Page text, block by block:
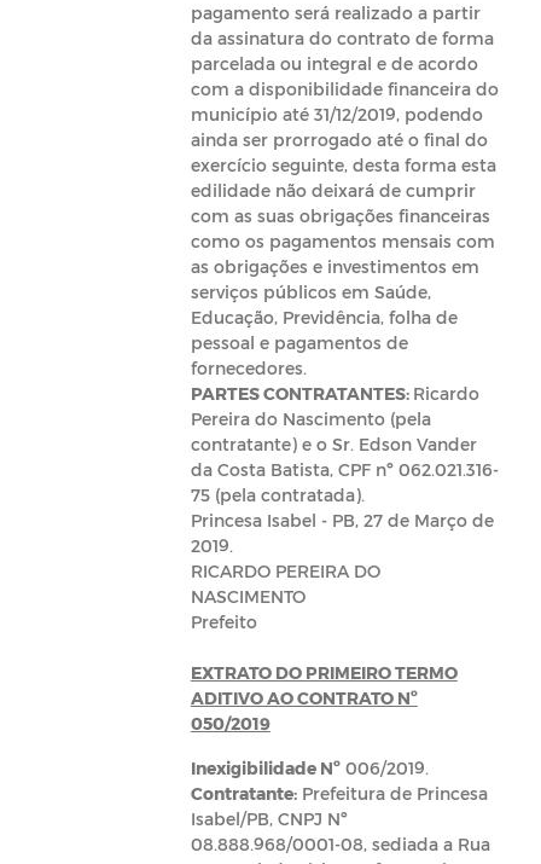
pagamento será realizado a partir
da assinatura do contrato de forma
parcelada ou integral e de acordo
com a disponibilidade financeira do
município até 31/12/2019, podendo
ainda ser prorrogado até o final do
exercício seguinte, desta forma esta
edilidade não deixará de cumprir
com as suas obrigações financeiras
como os pagamentos mensais com
as obrigações e investimentos em
serviços públicos em Saúde,
Educação, Previdência, folha de
pessoal e pagamentos de
fornecedores.
PARTES CONTRATANTES: Ricardo
Pereira do Nascimento (pela
contratante) e o Sr. Edson Vander
da Costa Batista, CPF nº 062.021.316-
75 (pela contratada).
Princesa Isabel - PB, 27 de Março de
2019.
RICARDO PEREIRA DO
NASCIMENTO
Prefeito
EXTRATO DO PRIMEIRO TERMO
ADITIVO AO CONTRATO Nº
050/2019
Inexigibilidade Nº006/2019.
Contratante:Prefeitura de Princesa
Isabel/PB, CNPJ Nº
08.888.968/0001-­08, sediada a Rua